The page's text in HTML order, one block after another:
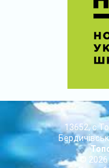
13652,
©